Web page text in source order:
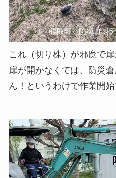
これ（切り株）が邪魔で
扉が開かなくては、防災
ん！というわけで作業開始